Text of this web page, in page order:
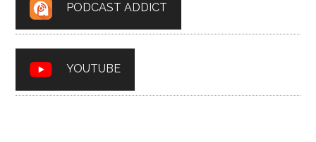
PODCAST ADDICT
YOUTUBE